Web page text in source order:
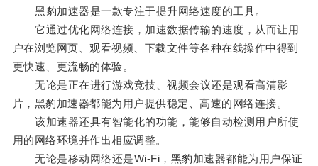
黑豹加速器是一款专注于提升网络速度的工具。
它通过优化网络连接，加速数据传输的速度，从而让用
户在浏览网页、观看视频、下载文件等各种在线操作中得到
更快速、更流畅的体验。
无论是正在进行游戏竞技、视频会议还是观看高清影
片，黑豹加速器都能为用户提供稳定、高速的网络连接。
该加速器还具有智能化的功能，能够自动检测用户所使
用的网络环境并作出相应调整。
无论是移动网络还是Wi-Fi，黑豹加速器都能为用户保证